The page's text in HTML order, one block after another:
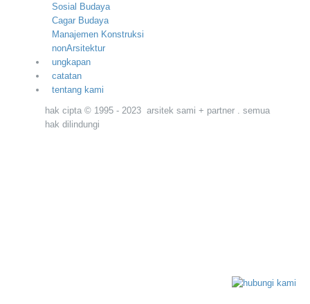
Sosial Budaya
Cagar Budaya
Manajemen Konstruksi
nonArsitektur
ungkapan
catatan
tentang kami
hak cipta © 1995 - 2023 arsitek sami + partner . semua
hak dilindungi